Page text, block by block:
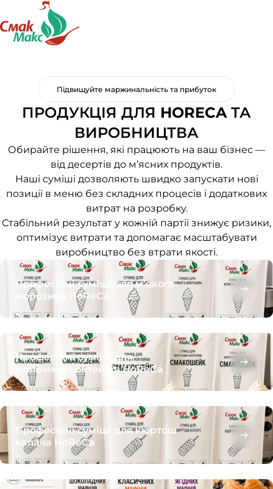
Підвищуйте маржинальність та прибуток
ПРОДУКЦІЯ ДЛЯ HORECAТА
ВИРОБНИЦТВА
Обирайте рішення, які працюють на ваш бізнес —
від десертів до м’ясних продуктів.
Наші суміші дозволяють швидко запускати нові
позиції в меню без складних процесів і додаткових
витрат на розробку.
Стабільний результат у кожній партії знижує ризики,
оптимізує витрати та допомагає масштабувати
виробництво без втрати якості.
Професійні суміші для м’якого
морозива HoReCa
Професійні суміші для
молочних коктейлів HoReCa
Професійні суміші для кюртош
калача HoReCa